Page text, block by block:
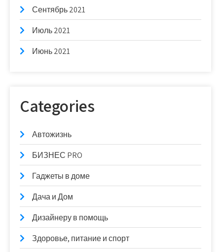
Сентябрь 2021
Июль 2021
Июнь 2021
Categories
Автожизнь
БИЗНЕС PRO
Гаджеты в доме
Дача и Дом
Дизайнеру в помощь
Здоровье, питание и спорт